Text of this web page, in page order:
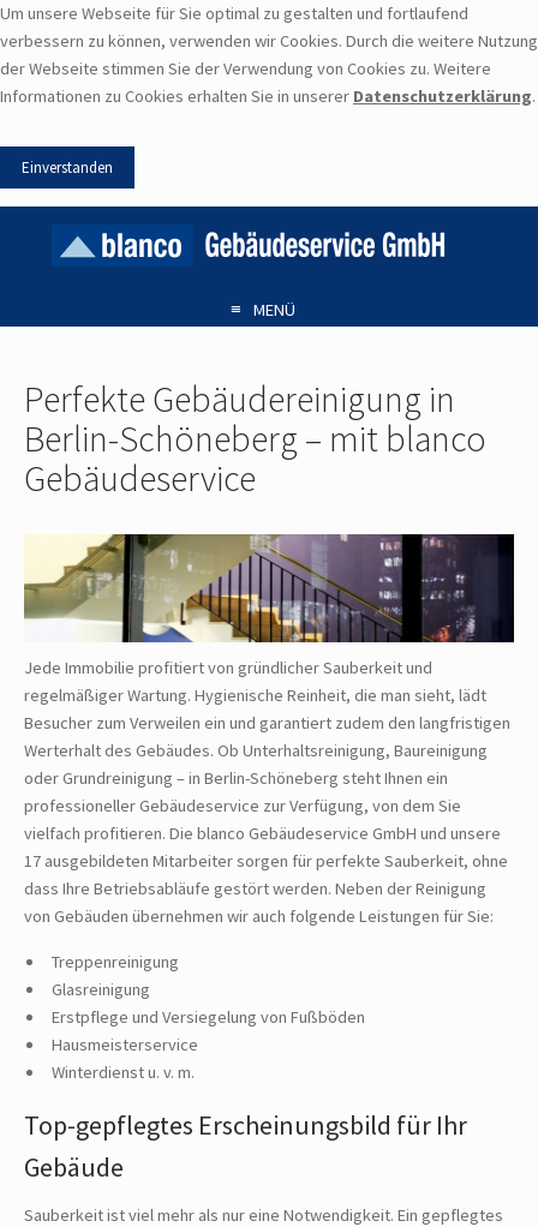
Um unsere Webseite für Sie optimal zu gestalten und fortlaufend
verbessern zu können, verwenden wir Cookies. Durch die weitere Nutzung
der Webseite stimmen Sie der Verwendung von Cookies zu. Weitere
Informationen zu Cookies erhalten Sie in unserer Datenschutzerklärung.
≡ MENÜ
Perfekte Gebäudereinigung in
Berlin-Schöneberg – mit blanco
Gebäudeservice
Jede Immobilie profitiert von gründlicher Sauberkeit und
regelmäßiger Wartung. Hygienische Reinheit, die man sieht, lädt
Besucher zum Verweilen ein und garantiert zudem den langfristigen
Werterhalt des Gebäudes. Ob Unterhaltsreinigung, Baureinigung
oder Grundreinigung – in Berlin-Schöneberg steht Ihnen ein
professioneller Gebäudeservice zur Verfügung, von dem Sie
vielfach profitieren. Die blanco Gebäudeservice GmbH und unsere
17 ausgebildeten Mitarbeiter sorgen für perfekte Sauberkeit, ohne
dass Ihre Betriebsabläufe gestört werden. Neben der Reinigung
von Gebäuden übernehmen wir auch folgende Leistungen für Sie:
Treppenreinigung
Glasreinigung
Erstpflege und Versiegelung von Fußböden
Hausmeisterservice
Winterdienst u. v. m.
Top-gepflegtes Erscheinungsbild für Ihr
Gebäude
Sauberkeit ist viel mehr als nur eine Notwendigkeit. Ein gepflegtes